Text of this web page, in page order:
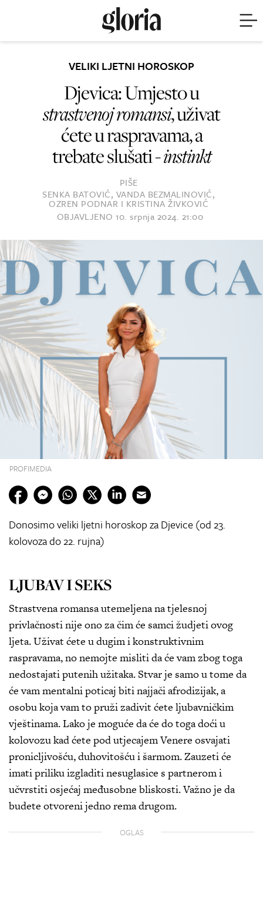
PROFIMEDIA
VELIKI LJETNI HOROSKOP
Djevica: Umjesto u
strastvenoj romansi, uživat
ćete u raspravama, a
trebate slušati -instinkt
PIŠE
SENKA BATOVIĆ, VANDA BEZMALINOVIĆ,
OZREN PODNAR I KRISTINA ŽIVKOVIĆ
OBJAVLJENO10. srpnja 2024. 21:00
Donosimo veliki ljetni horoskop za Djevice (od 23.
kolovoza do 22. rujna)
LJUBAV I SEKS
Strastvena romansa utemeljena na tjelesnoj
privlačnosti nije ono za čim će samci žudjeti ovog
ljeta. Uživat ćete u dugim i konstruktivnim
raspravama, no nemojte misliti da će vam zbog toga
nedostajati putenih užitaka. Stvar je samo u tome da
će vam mentalni poticaj biti najjači afrodizijak, a
osobu koja vam to pruži zadivit ćete ljubavničkim
vještinama. Lako je moguće da će do toga doći u
kolovozu kad ćete pod utjecajem Venere osvajati
pronicljivošću, duhovitošću i šarmom. Zauzeti će
imati priliku izgladiti nesuglasice s partnerom i
učvrstiti osjećaj međusobne bliskosti. Važno je da
budete otvoreni jedno rema drugom.
OGLAS